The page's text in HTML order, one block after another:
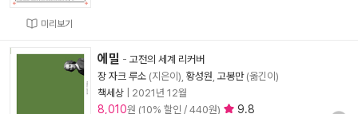
미리보기
에밀 - 고전의 세계 리커버
장 자크 루소 (지은이), 황성원 고봉만(옮긴이)
책세상
2021년 12월
8,010원 (10% 할인 / 440원) 9.8